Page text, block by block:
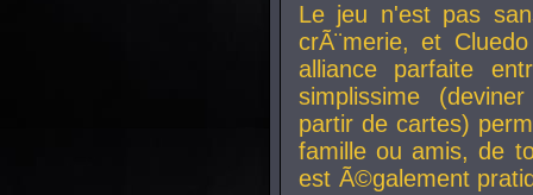
Le jeu n'est pas
crÃ¨merie, et
alliance parfaite
simplissime
partir de cartes)
famille ou amis, de
est Ã©galement